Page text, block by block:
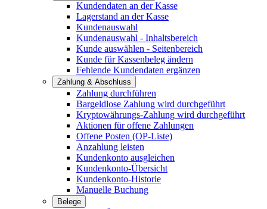
Kundendaten an der Kasse
Lagerstand an der Kasse
Kundenauswahl
Kundenauswahl - Inhaltsbereich
Kunde auswählen - Seitenbereich
Kunde für Kassenbeleg ändern
Fehlende Kundendaten ergänzen
Zahlung & Abschluss
Zahlung durchführen
Bargeldlose Zahlung wird durchgeführt
Kryptowährungs-Zahlung wird durchgeführt
Aktionen für offene Zahlungen
Offene Posten (OP-Liste)
Anzahlung leisten
Kundenkonto ausgleichen
Kundenkonto-Übersicht
Kundenkonto-Historie
Manuelle Buchung
Belege